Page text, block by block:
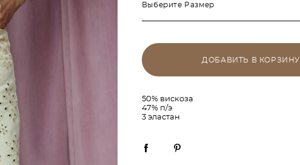
Выберите Размер
ДОБАВИТЬ В КОРЗИНУ
50% вискоза
47% п/э
3 эластан